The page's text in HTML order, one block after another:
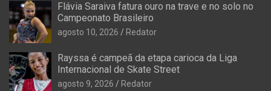
Flávia Saraiva fatura ouro na trave e no solo no
Campeonato Brasileiro
agosto 10, 2026 Redator
Rayssa é campeã da etapa carioca da Liga
Internacional de Skate Street
agosto 9, 2026 Redator